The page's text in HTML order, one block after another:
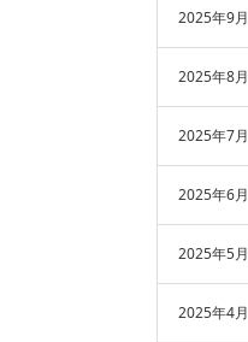
2025年9月
2025年8月
2025年7月
2025年6月
2025年5月
2025年4月